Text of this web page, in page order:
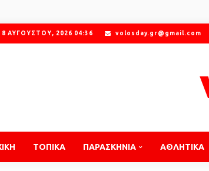
ΑΥΓΟΎΣΤΟΥ, 2026 04:36 volosday.gr@gmail.com
ΤΟΠΙΚΑ ΠΑΡΑΣΚΗΝΙΑ ΑΘΛΗΤΙΚΑ